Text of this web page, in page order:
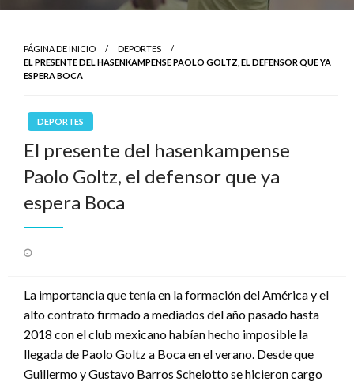
PÁGINA DE INICIO
DEPORTES
EL PRESENTE DEL HASENKAMPENSE PAOLO GOLTZ, EL DEFENSOR QUE YA
ESPERA BOCA
DEPORTES
El presente del hasenkampense
Paolo Goltz, el defensor que ya
espera Boca
La importancia que tenía en la formación del América y el
alto contrato firmado a mediados del año pasado hasta
2018 con el club mexicano habían hecho imposible la
llegada de Paolo Goltz a Boca en el verano. Desde que
Guillermo y Gustavo Barros Schelotto se hicieron cargo